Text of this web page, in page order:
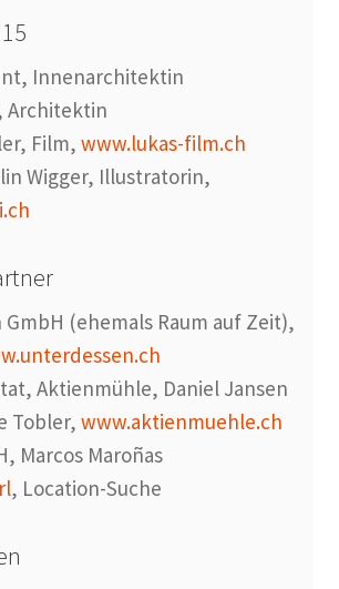
Innenarchitektin
Architektin
Film, www.lukas-film.ch
Wigger, Illustratorin,
(ehemals Raum auf Zeit),
Aktienmühle, Daniel Jansen
Tobler, www.aktienmuehle.ch
Marcos Maroñas
, Location-Suche